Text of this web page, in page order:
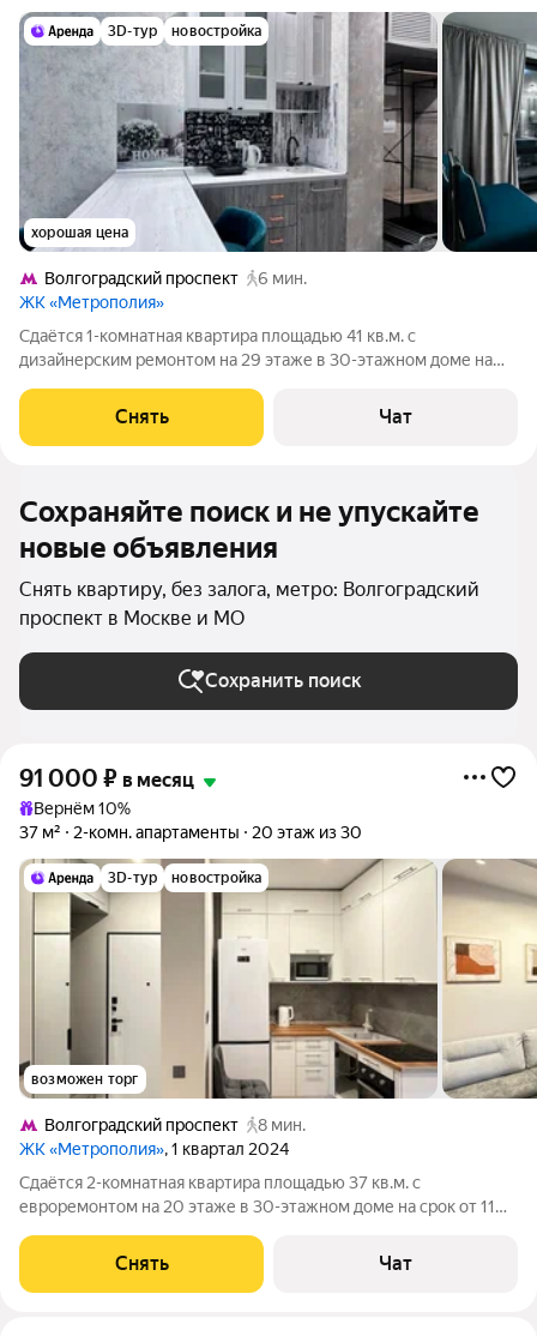
3D-тур новостройка
хорошая цена
Волгоградский проспект
6 мин.
ЖК «Метрополия»
Сдаётся 1-комнатная квартира площадью 41 кв.м. с
дизайнерским ремонтом на 29 этаже в 30-этажном доме на
выходят на улицу. Есть
Снять Чат
Сохраняйте поиск и не упускайте
новые объявления
Снять квартиру, без залога, метро: Волгоградский
проспект в Москве и МО
Сохранить поиск
91 000 ₽ в месяц
Вернём 10%
37 м²
2-комн. апартаменты 20 этаж из 30
3D-тур новостройка
возможен торг
Волгоградский проспект
8 мин.
ЖК «Метрополия», 1 квартал 2024
Сдаётся 2-комнатная квартира площадью 37 кв.м. с
евроремонтом на 20 этаже в 30-этажном доме на срок от 11
Стиральная машина Холодильник Кондиционер Бойлер
Микроволновка Пылесос Дом -
Снять Чат